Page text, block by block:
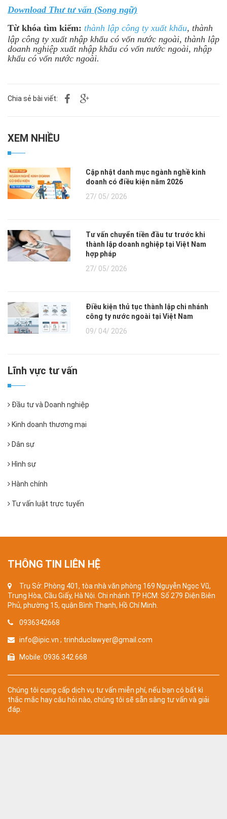
Download Thư tư vấn (Song ngữ)
Từ khóa tìm kiếm: thành lập công ty xuất khẩu, thành
lập công ty xuất nhập khẩu có vốn nước ngoài, thành lập
doanh nghiệp xuất nhập khẩu có vốn nước ngoài, nhập
khẩu có vốn nước ngoài.
Chia sẻ bài viết:
XEM NHIỀU
Cập nhật danh mục ngành nghề kinh
doanh có điều kiện năm 2026
27/ 05/ 2026
Tư vấn chuyển tiền đầu tư trước khi
thành lập doanh nghiệp tại Việt Nam
hợp pháp
27/ 05/ 2026
Điều kiện thủ tục thành lập chi nhánh
công ty nước ngoài tại Việt Nam
09/ 04/ 2026
Lĩnh vực tư vấn
Đầu tư và Doanh nghiệp
Kinh doanh thương mại
Dân sự
Hình sự
Hành chính
Tư vấn luật trực tuyến
THÔNG TIN LIÊN HỆ
Trụ Sở: Phòng 401, tòa nhà văn phòng 169 Nguyễn Ngọc Vũ,
Trung Hòa, Cầu Giấy, Hà Nội. Chi nhánh TP HCM: Số 279 Điện Biên
Phủ, phường 15, quận Bình Thạnh, Hồ Chí Minh.
0936342668
info@ipic.vn ; trinhduclawyer@gmail.com
Mobile: 0936.342.668
Chúng tôi cung cấp dịch vụ tư vấn miễn phí, nếu bạn có bất kì
thắc mắc hay câu hỏi nào, chúng tôi sẽ sẵn sàng tư vấn và giải
đáp.